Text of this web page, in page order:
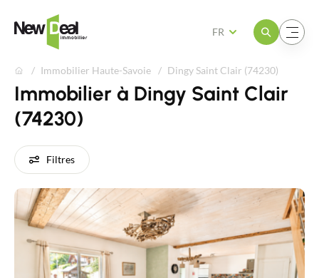
Ouvrir le menuOuvrir le menu
FR
Immobilier Haute-Savoie Dingy Saint Clair (74230)
Immobilier à Dingy Saint Clair
(74230)
Filtres